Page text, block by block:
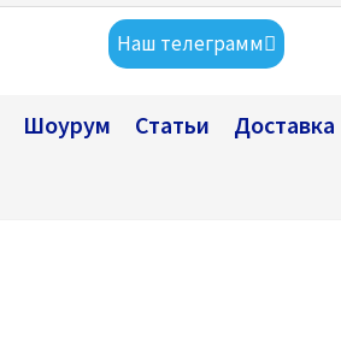
Наш телеграмм
Шоурум Статьи Доставка